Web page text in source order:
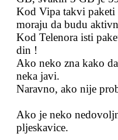
Kod Vipa takvi paketi
moraju da budu
Kod Telenora isti
din !
Ako neko zna kako
neka javi.
Naravno, ako nije
Ako je neko
pljeskavice.